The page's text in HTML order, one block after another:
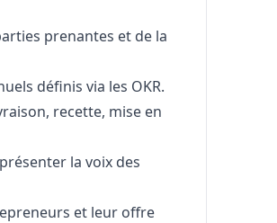
prenantes et de la
définis via les OKR.
recette, mise en
la voix des
et leur offre